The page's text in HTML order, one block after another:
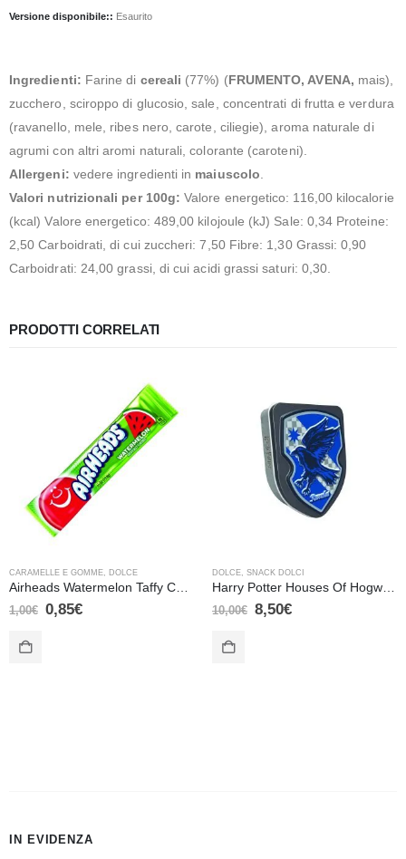
Versione disponibile:: Esaurito
Ingredienti: Farine di cereali (77%) (FRUMENTO, AVENA, mais),
zucchero, sciroppo di glucosio, sale, concentrati di frutta e verdura
(ravanello, mele, ribes nero, carote, ciliegie), aroma naturale di
agrumi con altri aromi naturali, colorante (caroteni).
Allergeni: vedere ingredienti in maiuscolo
Valori nutrizionali per 100g: Valore energetico: 116,00 kilocalorie
(kcal) Valore energetico: 489,00 kilojoule (kJ) Sale: 0,34 Proteine:
2,50 Carboidrati, di cui zuccheri: 7,50 Fibre: 1,30 Grassi: 0,90
Carboidrati: 24,00 grassi, di cui acidi grassi saturi: 0,30.
PRODOTTI CORRELATI
CARAMELLE E GOMME, DOLCE
Airheads Watermelon Taffy Candy – 15,6 gr
1,00€ 0,85€
DOLCE, SNACK DOLCI
Harry Potter Houses Of Hogwarts Crests Candy Tin – Corvo Nero
10,00€ 8,50€
IN EVIDENZA